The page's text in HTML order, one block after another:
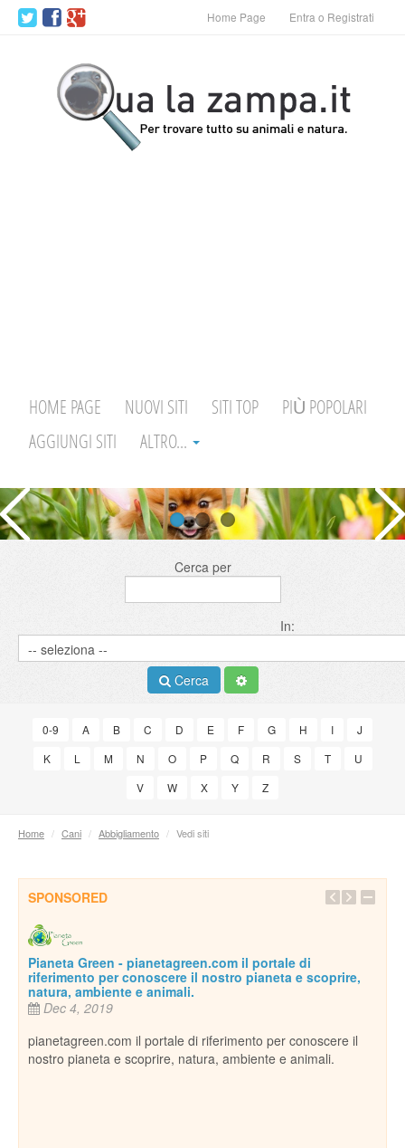
Home Page Entra o Registrati
HOME PAGE NUOVI SITI SITI TOP
PIÙ POPOLARI
AGGIUNGI SITI
ALTRO...
Cerca per
In:
Cerca
0-9 A B C D E F G H I
J
K
L M N O P Q R S T
U
V
W X Y Z
Home / Cani / Abbigliamento / Vedi siti
SPONSORED
pianetagreen.com il portale di
il nostro pianeta e scoprire,
e animali.
il portale di riferimento per conoscere il
natura, ambiente e animali.